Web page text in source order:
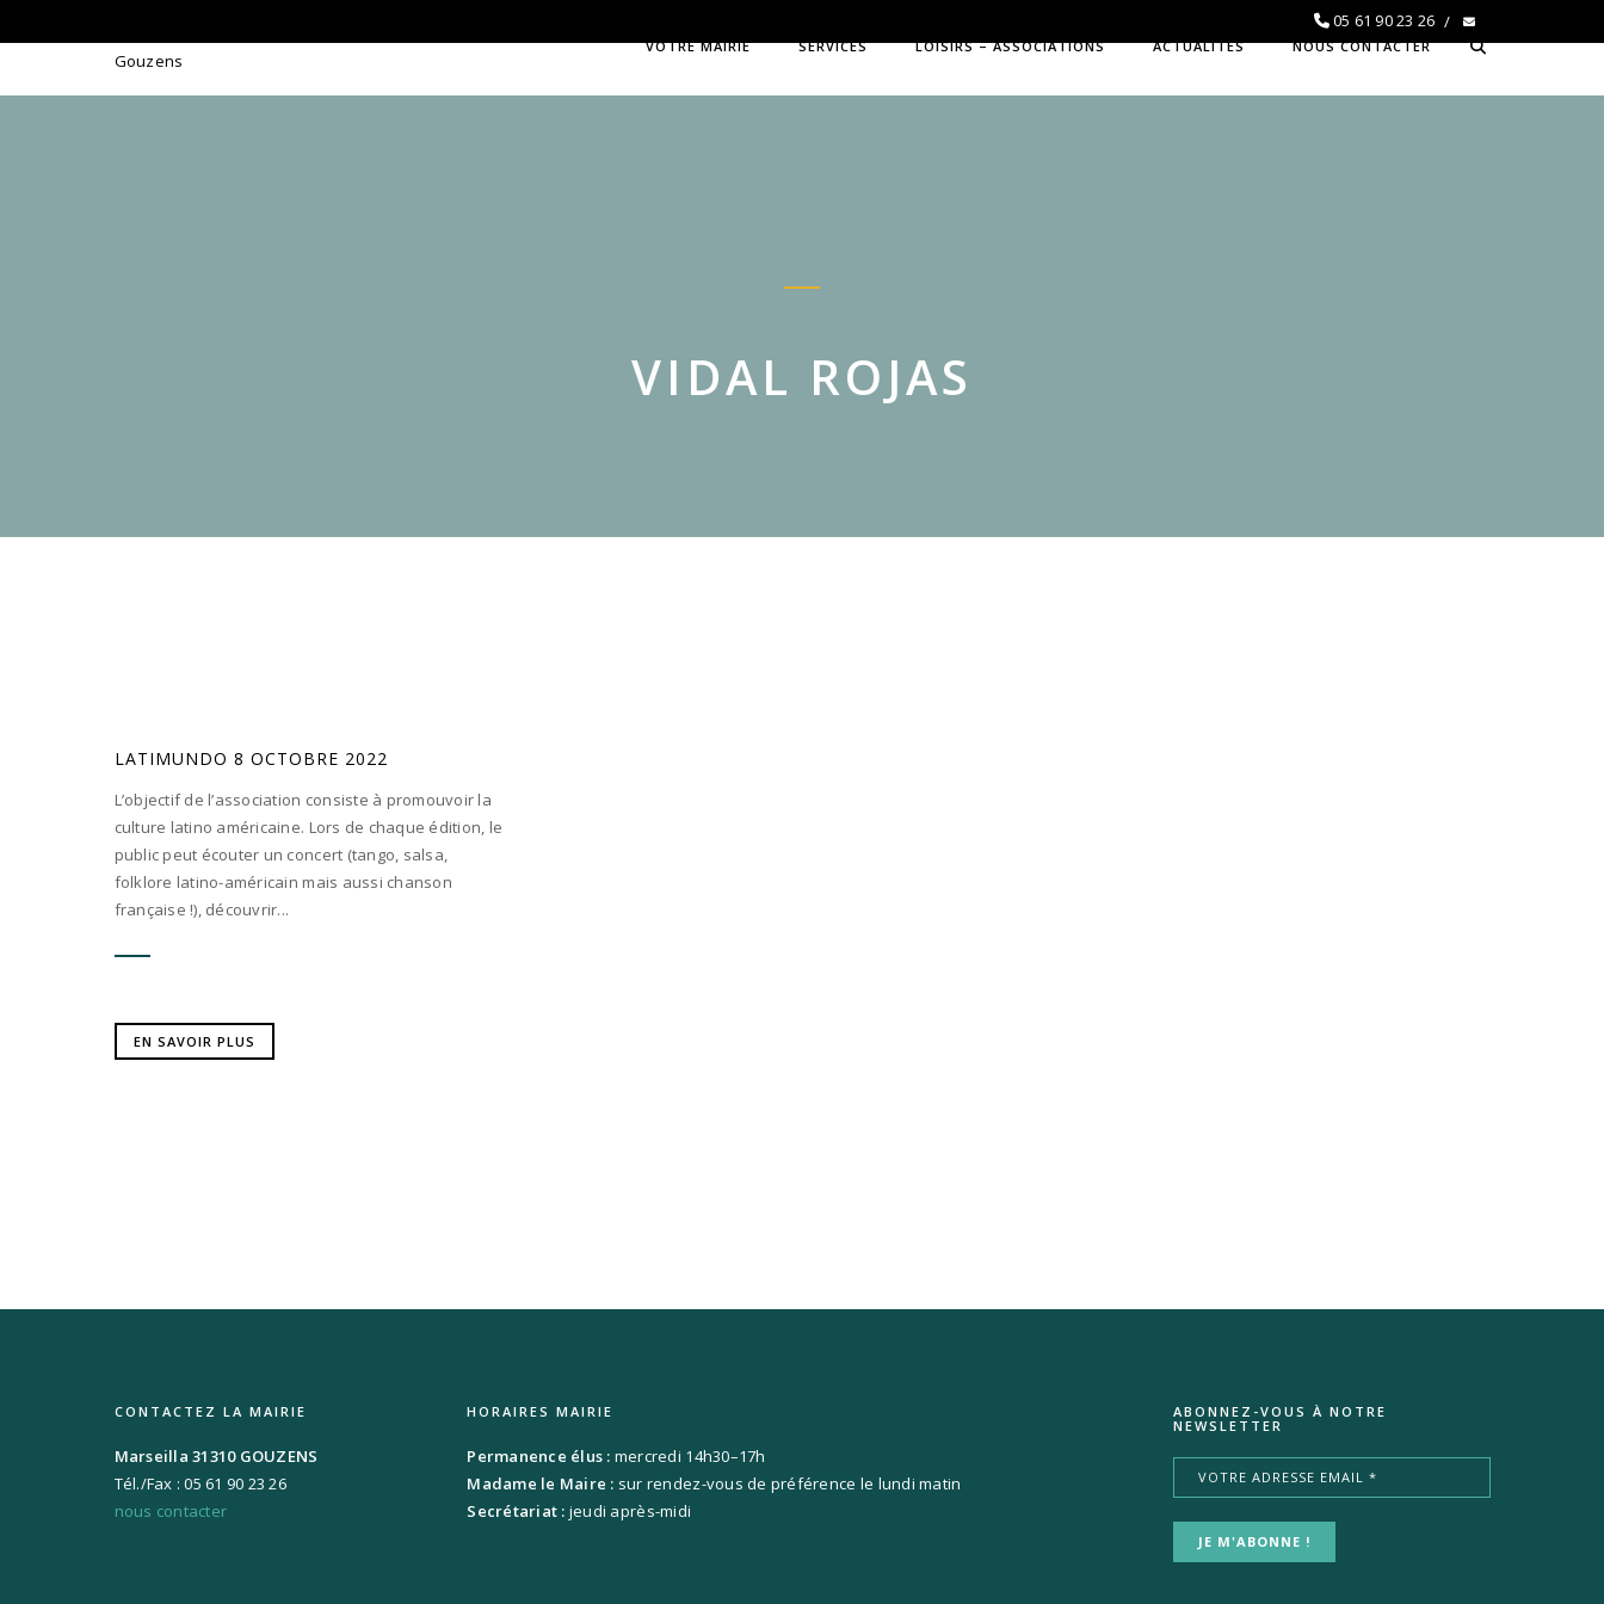
05 61 90 23 26
VOTRE MAIRIE SERVICES LOISIRS – ASSOCIATIONS ACTUALITÉS NOUS CONTACTER
VIDAL ROJAS
LATIMUNDO 8 OCTOBRE 2022
L’objectif de l’association consiste à promouvoir la
culture latino américaine. Lors de chaque édition, le
public peut écouter un concert (tango, salsa,
folklore latino-américain mais aussi chanson
française !), découvrir...
EN SAVOIR PLUS
CONTACTEZ LA MAIRIE
Marseilla 31310 GOUZENS
Tél./Fax : 05 61 90 23 26
nous contacter
HORAIRES MAIRIE
Permanence élus : mercredi 14h30–17h
Madame le Maire : sur rendez-vous de préférence le lundi matin
Secrétariat : jeudi après-midi
ABONNEZ-VOUS À NOTRE
NEWSLETTER